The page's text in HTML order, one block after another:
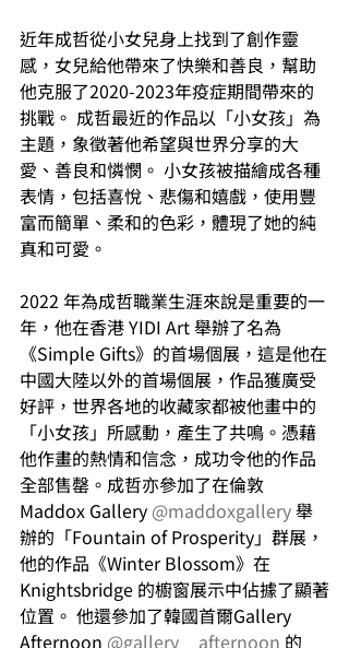
近年成哲從小女兒身上找到了創作靈
感，女兒給他帶來了快樂和善良，幫助
他克服了2020-2023年疫症期間帶來的
挑戰。 成哲最近的作品以「小女孩」為
主題，象徵著他希望與世界分享的大
愛、善良和憐憫。 小女孩被描繪成各種
表情，包括喜悅、悲傷和嬉戲，使用豐
富而簡單、柔和的色彩，體現了她的純
真和可愛。
2022 年為成哲職業生涯來說是重要的一
年，他在香港 YIDI Art 舉辦了名為
《Simple Gifts》的首場個展，這是他在
中國大陸以外的首場個展，作品獲廣受
好評，世界各地的收藏家都被他畫中的
「小女孩」所感動，產生了共鳴。憑藉
他作畫的熱情和信念，成功令他的作品
全部售罄。成哲亦參加了在倫敦
Maddox Gallery @maddoxgallery 舉
辦的「Fountain of Prosperity」群展，
他的作品《Winter Blossom》在
Knightsbridge 的櫥窗展示中佔據了顯著
位置。 他還參加了韓國首爾Gallery
Afternoon @gallery__afternoon 的